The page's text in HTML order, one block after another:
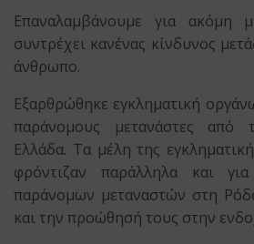
Επαναλαμβάνουμε για
συντρέχει κανένας κίνδυνος
άνθρωπο.
Εξαρθρώθηκε εγκληματική
παράνομους μετανάστες από
Ελλάδα. Τα μέλη της
φρόντιζαν παράλληλα και
παράνομων μεταναστών στη
και την προώθησή τους στην